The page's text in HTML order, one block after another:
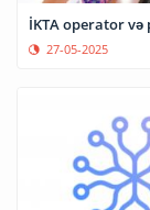
İKTA operator
27-05-2025